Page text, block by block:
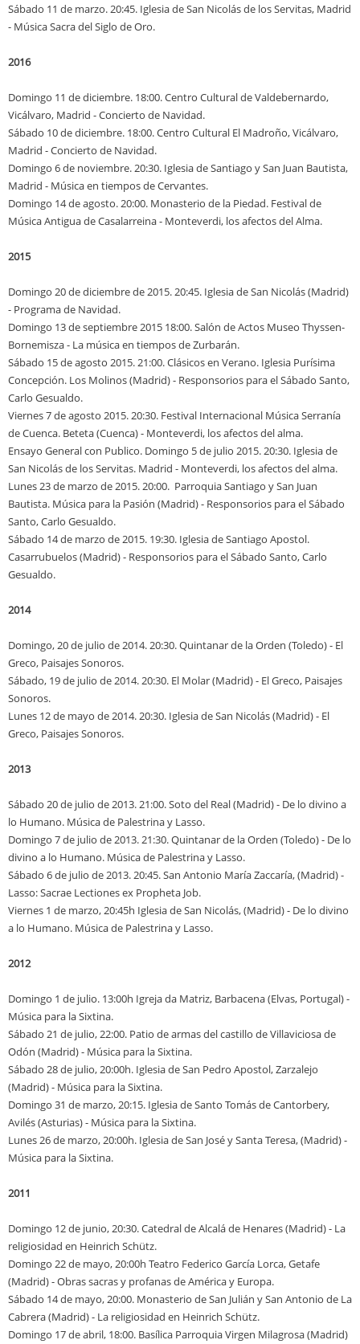
Sábado 11 de marzo. 20:45. Iglesia de San Nicolás de los Servitas, Madrid
- Música Sacra del Siglo de Oro.
2016
Domingo 11 de diciembre. 18:00. Centro Cultural de Valdebernardo,
Vicálvaro, Madrid -Concierto de Navidad.
Sábado 10 de diciembre. 18:00. Centro Cultural El Madroño, Vicálvaro,
Madrid -Concierto de Navidad.
Domingo 6 de noviembre. 20:30. Iglesia de Santiago y San Juan Bautista,
Madrid - Música en tiempos de Cervantes.
Domingo 14 de agosto. 20:00. Monasterio de la Piedad. Festival de
Música Antigua de Casalarreina - Monteverdi, los afectos del Alma.
2015
Domingo 20 de diciembre de 2015. 20:45. Iglesia de San Nicolás (Madrid)
- Programa de Navidad.
Domingo 13 de septiembre 2015 18:00. Salón de Actos Museo Thyssen-
Bornemisza- La música en tiempos de Zurbarán.
Sábado 15 de agosto 2015. 21:00. Clásicos en Verano. Iglesia Purísima
Concepción. Los Molinos (Madrid)- Responsorios para el Sábado Santo,
Carlo Gesualdo.
Viernes 7 de agosto 2015. 20:30. Festival Internacional Música Serranía
de Cuenca. Beteta (Cuenca)- Monteverdi, los afectos del alma.
Ensayo General con Publico. Domingo 5 de julio 2015. 20:30. Iglesia de
San Nicolás de los Servitas. Madrid - Monteverdi, los afectos del alma.
Lunes 23 de marzo de 2015. 20:00. Parroquia Santiago y San Juan
Bautista. Música para la Pasión (Madrid)- Responsorios para el Sábado
Santo, Carlo Gesualdo.
Sábado 14 de marzo de 2015. 19:30. Iglesia de Santiago Apostol.
Casarrubuelos (Madrid)- Responsorios para el Sábado Santo, Carlo
Gesualdo.
2014
Domingo, 20 de julio de 2014. 20:30. Quintanar de la Orden (Toledo) - El
Greco, Paisajes Sonoros.
Sábado, 19 de julio de 2014. 20:30. El Molar (Madrid) - El Greco, Paisajes
Sonoros.
Lunes 12 de mayo de 2014. 20:30. Iglesia de San Nicolás (Madrid) - El
Greco, Paisajes Sonoros.
2013
Sábado 20 de julio de 2013. 21:00. Soto del Real (Madrid) - De lo divino a
lo Humano. Música de Palestrina y Lasso.
Domingo 7 de julio de 2013. 21:30. Quintanar de la Orden (Toledo) - De lo
divino a lo Humano. Música de Palestrina y Lasso.
Sábado 6 de julio de 2013. 20:45. San Antonio María Zaccaría, (Madrid) -
Lasso: Sacrae Lectiones ex Propheta Job.
Viernes 1 de marzo, 20:45h Iglesia de San Nicolás, (Madrid) - De lo divino
a lo Humano. Música de Palestrina y Lasso.
2012
Domingo 1 de julio. 13:00h Igreja da Matriz, Barbacena (Elvas, Portugal) -
Música para la Sixtina.
Sábado 21 de julio, 22:00. Patio de armas del castillo de Villaviciosa de
Odón (Madrid) - Música para la Sixtina.
Sábado 28 de julio, 20:00h. Iglesia de San Pedro Apostol, Zarzalejo
(Madrid) - Música para la Sixtina.
Domingo 31 de marzo, 20:15. Iglesia de Santo Tomás de Cantorbery,
Avilés (Asturias) - Música para la Sixtina.
Lunes 26 de marzo, 20:00h. Iglesia de San José y Santa Teresa, (Madrid) -
Música para la Sixtina.
2011
Domingo 12 de junio, 20:30. Catedral de Alcalá de Henares (Madrid) - La
religiosidad en Heinrich Schütz.
Domingo 22 de mayo, 20:00h Teatro Federico García Lorca, Getafe
(Madrid) - Obras sacras y profanas de América y Europa.
Sábado 14 de mayo, 20:00. Monasterio de San Julián y San Antonio de La
Cabrera (Madrid) - La religiosidad en Heinrich Schütz.
Domingo 17 de abril, 18:00. Basílica Parroquia Virgen Milagrosa (Madrid)